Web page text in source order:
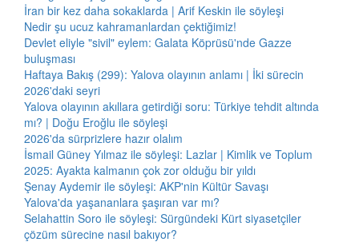
İran bir kez daha sokaklarda | Arif Keskin ile söyleşi
Nedir şu ucuz kahramanlardan çektiğimiz!
Devlet eliyle "sivil" eylem: Galata Köprüsü'nde Gazze
buluşması
Haftaya Bakış (299): Yalova olayının anlamı | İki sürecin
2026'daki seyri
Yalova olayının akıllara getirdiği soru: Türkiye tehdit altında
mı? | Doğu Eroğlu ile söyleşi
2026'da sürprizlere hazır olalım
İsmail Güney Yılmaz ile söyleşi: Lazlar | Kimlik ve Toplum
2025: Ayakta kalmanın çok zor olduğu bir yıldı
Şenay Aydemir ile söyleşi: AKP'nin Kültür Savaşı
Yalova'da yaşananlara şaşıran var mı?
Selahattin Soro ile söyleşi: Sürgündeki Kürt siyasetçiler
çözüm sürecine nasıl bakıyor?